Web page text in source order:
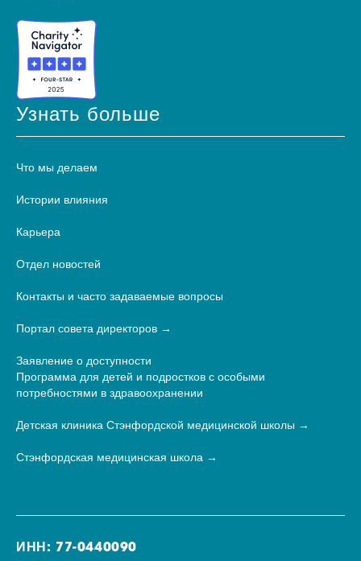
Узнать больше
Что мы делаем
Истории влияния
Карьера
Отдел новостей
Контакты и часто задаваемые вопросы
Портал совета директоров
Заявление о доступности
Программа для детей и подростков с особыми
потребностями в здравоохранении
Детская клиника Стэнфордской медицинской школы
Стэнфордская медицинская школа
ИНН: 77-0440090